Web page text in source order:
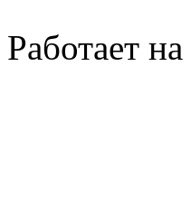
Работает на